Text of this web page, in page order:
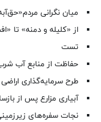
میان نگرانی
از «کلیله و دمنه» تا
تست
حفاظت از منابع آب
طرح سرمایه‌گذاری
آبیاری مزارع پس از
نجات سفره‌های